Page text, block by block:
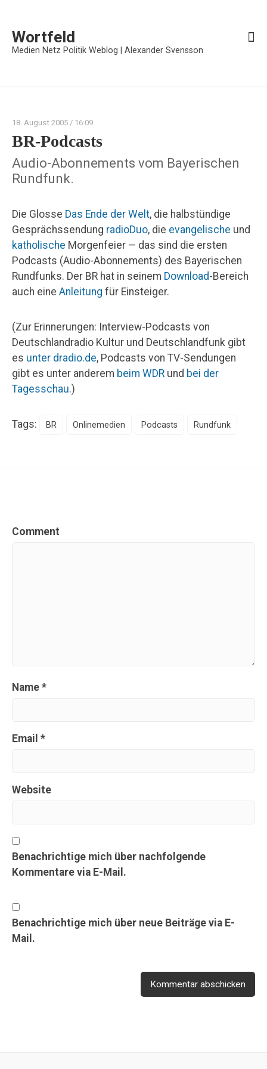
Wortfeld
Medien Netz Politik Weblog | Alexander Svensson
18. August 2005 / 16:09
BR-Podcasts
Audio-Abonnements vom Bayerischen
Rundfunk.
Die Glosse Das Ende der Welt, die halbstündige
Gesprächssendung radioDuo, die evangelische und
katholische Morgenfeier — das sind die ersten
Podcasts (Audio-Abonnements) des Bayerischen
Rundfunks. Der BR hat in seinem Download-Bereich
auch eine Anleitung für Einsteiger.
(Zur Erinnerungen: Interview-Podcasts von
Deutschlandradio Kultur und Deutschlandfunk gibt
es unter dradio.de, Podcasts von TV-Sendungen
gibt es unter anderem beim WDR und bei der
Tagesschau.)
Tags: BR Onlinemedien Podcasts Rundfunk
Comment
Name *
Email *
Website
Benachrichtige mich über nachfolgende
Kommentare via E-Mail.
Benachrichtige mich über neue Beiträge via E-
Mail.